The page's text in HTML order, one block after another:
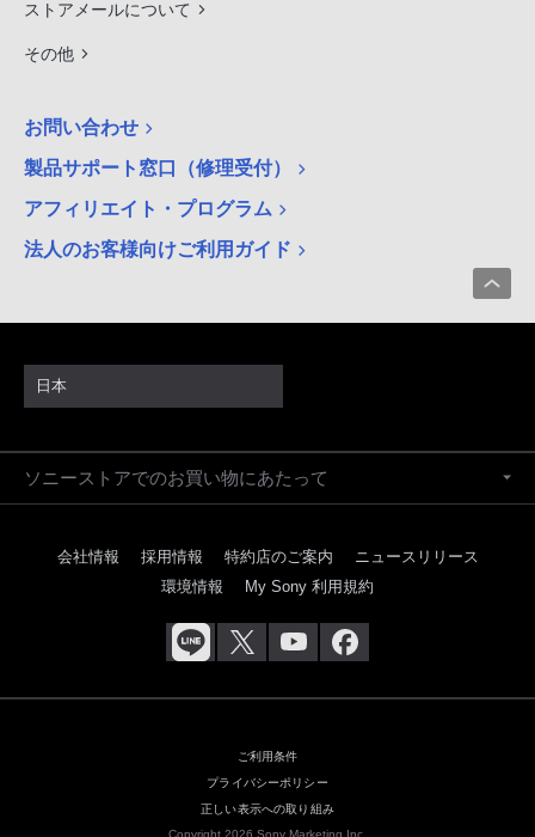
ストアメールについて
その他
お問い合わせ
製品サポート窓口（修理受付）
アフィリエイト・プログラム
法人のお客様向けご利用ガイド
日本
ソニーストアでのお買い物にあたって
会社情報 採用情報 特約店のご案内
ニュースリリース
環境情報
My Sony 利用規約
ご利用条件
プライバシーポリシー
正しい表示への取り組み
Copyright 2026 Sony Marketing Inc.